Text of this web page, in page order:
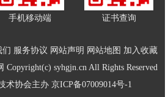
手机移动端 证书查询
们 服务协议 网站声明 网站地图 加入收藏
syhgjn.cn All Rights Reserved
术协会主办 京ICP备07009014号-1